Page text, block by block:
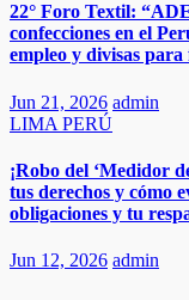
22° Foro Textil:
confecciones en el
empleo y divisas
Jun 21, 2026 admin
LIMA PERÚ
¡Robo del ‘Medidor
tus derechos y cómo
obligaciones y tu
Jun 12, 2026 admin